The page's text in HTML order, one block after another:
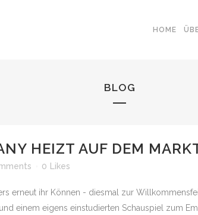
HOME
BLOG
HEIZT AUF DEM
0 Likes
erneut ihr Können - diesmal zur
einem eigens einstudierten Schauspiel zum